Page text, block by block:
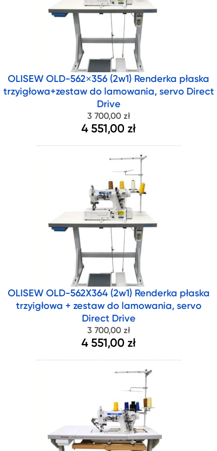
OLISEW OLD-562×356 (2w1) Renderka płaska
trzyigłowa+zestaw do lamowania, servo Direct
Drive
3 700,00 zł
4 551,00 zł
OLISEW OLD-562X364 (2w1) Renderka płaska
trzyigłowa + zestaw do lamowania, servo
Direct Drive
3 700,00 zł
4 551,00 zł